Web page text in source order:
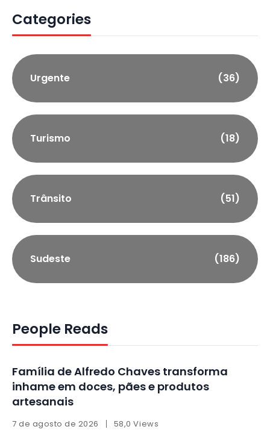
Categories
Urgente (36)
Turismo (18)
Trânsito (51)
Sudeste (186)
People Reads
Família de Alfredo Chaves transforma
inhame em doces, pães e produtos
artesanais
7 de agosto de 2026 58,0 Views